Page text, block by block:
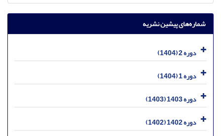
شماره‌های پیشین نشریه
دوره 2 (1404)
دوره 1 (1404)
دوره 1403 (1403)
دوره 1402 (1402)